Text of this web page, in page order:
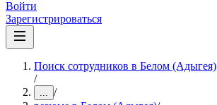
Войти
Зарегистрироваться
Поиск сотрудников в Белом (Адыгея)
/
... /